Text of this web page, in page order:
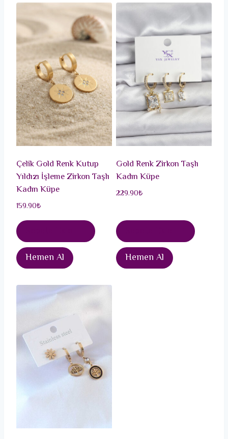
Çelik Gold Renk Kutup
Yıldızı İşleme Zirkon Taşlı
Kadın Küpe
159.90₺
Hemen Al
Gold Renk Zirkon Taşlı
Kadın Küpe
229.90₺
Hemen Al